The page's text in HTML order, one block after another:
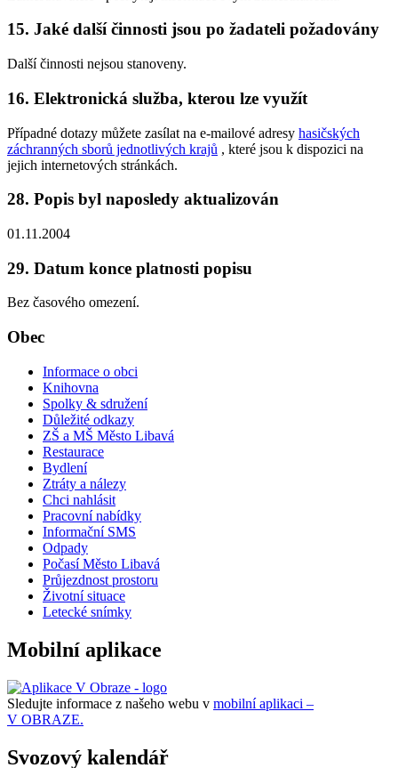
15. Jaké další činnosti jsou po žadateli požadovány
Další činnosti nejsou stanoveny.
16. Elektronická služba, kterou lze využít
Případné dotazy můžete zasílat na e-mailové adresy hasičských
záchranných sborů jednotlivých krajů , které jsou k dispozici na
jejich internetových stránkách.
28. Popis byl naposledy aktualizován
01.11.2004
29. Datum konce platnosti popisu
Bez časového omezení.
Obec
Informace o obci
Knihovna
Spolky & sdružení
Důležité odkazy
ZŠ a MŠ Město Libavá
Restaurace
Bydlení
Ztráty a nálezy
Chci nahlásit
Pracovní nabídky
Informační SMS
Odpady
Počasí Město Libavá
Průjezdnost prostoru
Životní situace
Letecké snímky
Mobilní aplikace
Sledujte informace z našeho webu v mobilní aplikaci –
V OBRAZE.
Svozový kalendář